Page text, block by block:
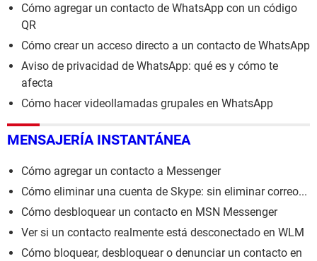
Cómo agregar un contacto de WhatsApp con un código
QR
Cómo crear un acceso directo a un contacto de WhatsApp
Aviso de privacidad de WhatsApp: qué es y cómo te
afecta
Cómo hacer videollamadas grupales en WhatsApp
MENSAJERÍA INSTANTÁNEA
Cómo agregar un contacto a Messenger
Cómo eliminar una cuenta de Skype: sin eliminar correo...
Cómo desbloquear un contacto en MSN Messenger
Ver si un contacto realmente está desconectado en WLM
Cómo bloquear, desbloquear o denunciar un contacto en